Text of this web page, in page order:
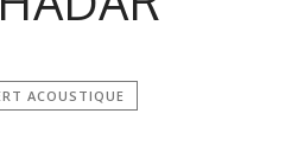
ACOUSTIQUE